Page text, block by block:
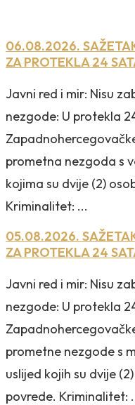
06.08.2026.
ZA PROTEKLA 24
Javni red i mir: Nisu
nezgode: U protekla
prometna nezgoda s
kojima su dvije (2)
Kriminalitet: ...
05.08.2026.
ZA PROTEKLA 24
Javni red i mir: Nisu
nezgode: U protekla
prometne nezgode s
uslijed kojih su dvije
povrede. Kriminalitet: